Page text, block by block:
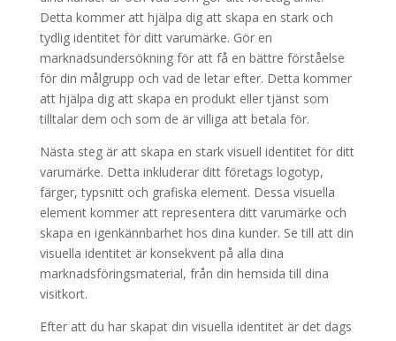
Detta kommer att hjälpa dig att skapa en stark och
tydlig identitet för ditt varumärke. Gör en
marknadsundersökning för att få en bättre förståelse
för din målgrupp och vad de letar efter. Detta kommer
att hjälpa dig att skapa en produkt eller tjänst som
tilltalar dem och som de är villiga att betala för.
Nästa steg är att skapa en stark visuell identitet för ditt
varumärke. Detta inkluderar ditt företags logotyp,
färger, typsnitt och grafiska element. Dessa visuella
element kommer att representera ditt varumärke och
skapa en igenkännbarhet hos dina kunder. Se till att din
visuella identitet är konsekvent på alla dina
marknadsföringsmaterial, från din hemsida till dina
visitkort.
Efter att du har skapat din visuella identitet är det dags